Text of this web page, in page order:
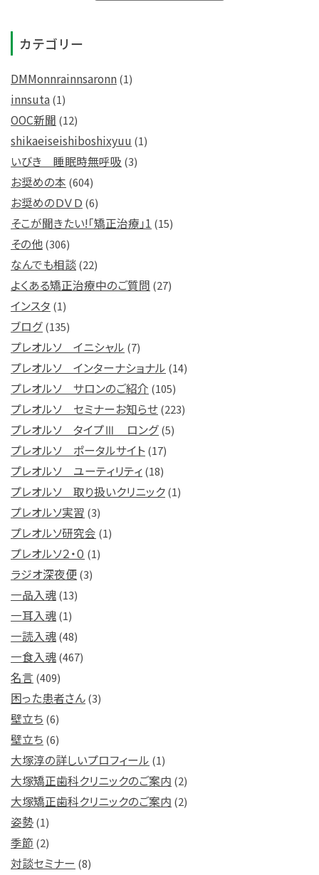
カテゴリー
DMMonnrainnsaronn(1)
innsuta(1)
OOC新聞 (12)
shikaeiseishiboshixyuu (1)
いびき 睡眠時無呼吸 (3)
お奨めの本 (604)
お奨めのＤＶＤ (6)
そこが聞きたい!「矯正治療」1 (15)
その他(306)
なんでも相談(22)
よくある矯正治療中のご質問 (27)
インスタ (1)
ブログ(135)
プレオルソ イニシャル (7)
プレオルソ インターナショナル (14)
プレオルソ サロンのご紹介 (105)
プレオルソ セミナーお知らせ(223)
プレオルソ タイプⅢ ロング(5)
プレオルソ ポータルサイト(17)
プレオルソ ユーティリティ(18)
プレオルソ 取り扱いクリニック(1)
プレオルソ実習 (3)
プレオルソ研究会 (1)
プレオルソ２・０ (1)
ラジオ深夜便(3)
一品入魂(13)
一耳入魂(1)
一読入魂(48)
一食入魂(467)
名言 (409)
困った患者さん(3)
壁立ち (6)
壁立ち (6)
大塚淳の詳しいプロフィール (1)
大塚矯正歯科クリニックのご案内 (2)
大塚矯正歯科クリニックのご案内 (2)
姿勢(1)
季節 (2)
対談セミナー (8)